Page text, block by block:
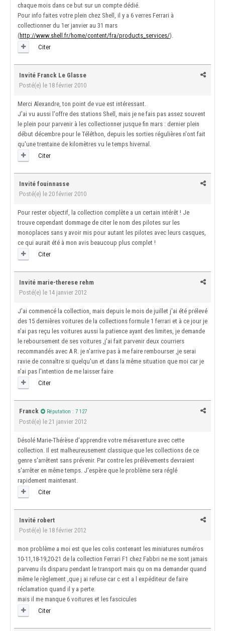
chaque mois dans ce but sur un compte dédié.
Pour info faites votre plein chez Shell, il y a 6 verres Ferrari à
collectionner du 1er janvier au 31 mars
(http://www.shell.fr/home/content/fra/products_services/).
Citer
Invité Franck Le Glasse
Posté(e) le 18 février 2010
Merci Alexandre, ton point de vue est intéressant.
J'ai vu aussi l'offre des stations Shell, mais je ne fais pas assez souvent
le plein pour parvenir à les collectionner jusque fin mars : dernier plein
début décembre pour le Téléthon, depuis les sorties régulières n'ont fait
qu'une trentaine de kilomètres vu le temps hivernal.
Citer
Invité fouinnasse
Posté(e) le 20 février 2010
Pour rester objectif, la collection complète a un certain intérêt ! Je
trouve cependant dommage de citer le nom des pilotes sur les
monoplaces sans y avoir mis pour autant les pilotes avec leurs casques,
ce qui aurait été à mon avis beaucoup plus complet !
Citer
Invité marie-therese rehm
Posté(e) le 14 janvier 2012
J'ai commencé la collection, mais depuis le mois de juillet j'ai été prélevé
des 15 dernières voitures de la collections formule 1 ferrari et à ce jour je
n'ai pas reçu les voitures aussi la patience ayant des limites, je demande
le reboursement de ses voitures ,j'ai fait parvenir deux courriers
recommandés avec A R. je n'arrive pas à me faire rembourser ,je serai
ravie de connaître si quelqu'un et dans la même situation que moi car je
n'ai pas l'intention de me laisser faire
Citer
Franck Réputation : 7 127
Posté(e) le 21 janvier 2012
Désolé Marie-Thérèse d'apprendre votre mésaventure avec cette
collection. Il est malheureusement classique que les collections de ce
genre s'arrêtent sans prévenir. Par contre les prélèvements devraient
s'arrêter en même temps. J'espère que le problème sera réglé
rapidement maintenant.
Citer
Invité robert
Posté(e) le 18 février 2012
mon problème a moi est que les colis contenant les miniatures numéros
10-11,18-19,20-21 de la collection Ferrari F1 chez Fabbri ne me sont jamais
parvenu ils disparu pendant le transport mais qu on ma demander quand
même le règlement ,que j ai refuse car c est a l expéditeur de faire
réclamation quand il y a perte.
mais il me manque 6 voitures et les fascicules
Citer